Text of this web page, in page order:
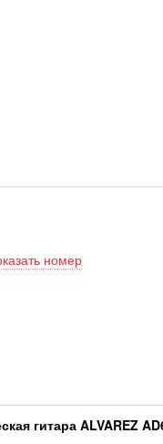
номер
гитара ALVAREZ